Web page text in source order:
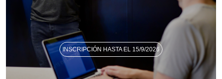
INSCRIPCIÓN HASTA EL 15/9/2026